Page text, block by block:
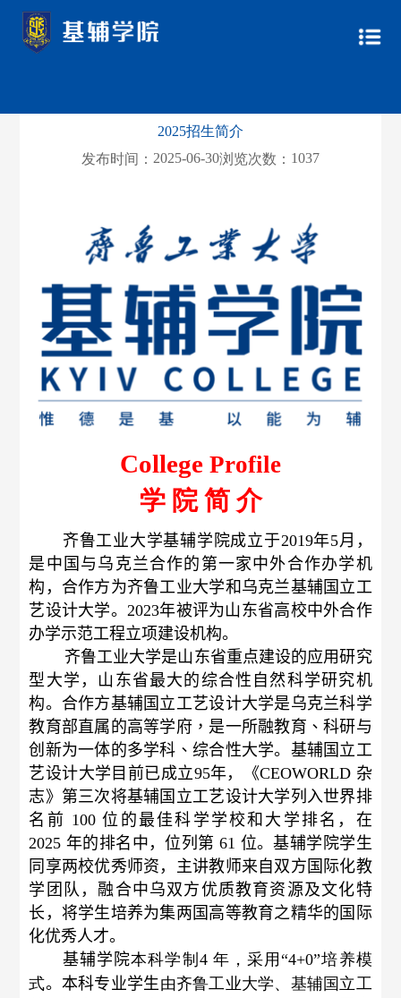
2025招生简介
发布时间： 2025-06-30浏览次数： 1037
College Profile
学 院 简 介
齐鲁工业大学基辅学院成立于2019年5月，
是中国与乌克兰合作的第一家中外合作办学机
构，合作方为齐鲁工业大学和乌克兰基辅国立工
艺设计大学。2023年被评为山东省高校中外合作
办学示范工程立项建设机构。
齐鲁工业大学是山东省重点建设的应用研究
型大学，山东省最大的综合性自然科学研究机
构。合作方基辅国立工艺设计大学是乌克兰科学
教育部直属的高等学府 ，是一所融教育、科研与
创新为一体的多学科、综合性大学。 基辅国立工
艺设计大学目前已成立95年，《CEOWORLD 杂
志》第三次将基辅国立工艺设计大学列入世界排
名前 100位的最佳科学学校和大学排名，在
2025 年的排名中，位列第61 位。基辅学院学生
同享两校优秀师资，主讲教师来自双方国际化教
学团队，融合中乌双方优质教育资源及文化特
长，将学生培养为集两国高等教育之精华的国际
化优秀人才。
基辅学院本科学制 4 年，采用“4+0”培养模
式。 本科专业学生由齐鲁工业大学、基辅国立工